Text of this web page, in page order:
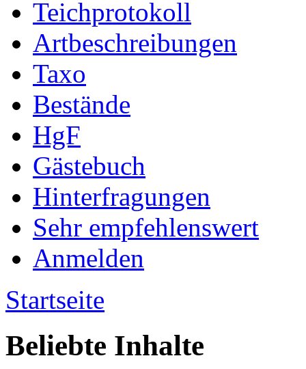
Teichprotokoll
Artbeschreibungen
Taxo
Bestände
HgF
Gästebuch
Hinterfragungen
Sehr empfehlenswert
Anmelden
Startseite
Beliebte Inhalte